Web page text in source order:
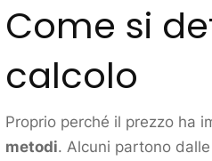
Come si
calcolo
Proprio perché il prezzo ha
metodi. Alcuni partono